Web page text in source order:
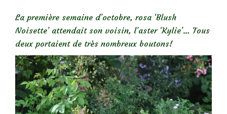
La première semaine d’octobre, rosa ‘Blush
Noisette’ attendait son voisin, l’aster ‘Kylie’… Tous
deux portaient de très nombreux boutons!